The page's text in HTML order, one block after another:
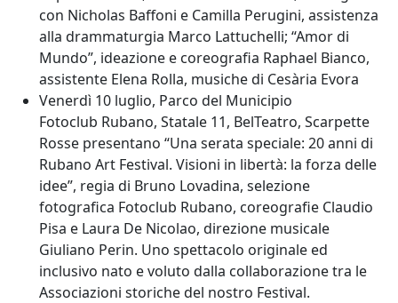
con Nicholas Baffoni e Camilla Perugini, assistenza
alla drammaturgia Marco Lattuchelli; “Amor di
Mundo”, ideazione e coreografia Raphael Bianco,
assistente Elena Rolla, musiche di Cesària Evora
Venerdì 10 luglio, Parco del Municipio
Fotoclub Rubano, Statale 11, BelTeatro, Scarpette
Rosse presentano “Una serata speciale: 20 anni di
Rubano Art Festival. Visioni in libertà: la forza delle
idee”, regia di Bruno Lovadina, selezione
fotografica Fotoclub Rubano, coreografie Claudio
Pisa e Laura De Nicolao, direzione musicale
Giuliano Perin. Uno spettacolo originale ed
inclusivo nato e voluto dalla collaborazione tra le
Associazioni storiche del nostro Festival.